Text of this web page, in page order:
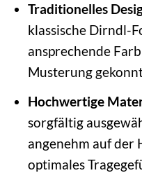
Traditionelles
klassische Dirndl-
ansprechende
Musterung
Hochwertige
sorgfältig
angenehm auf der
optimales